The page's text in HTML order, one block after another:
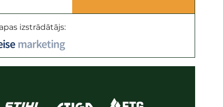
izstrādātājs: